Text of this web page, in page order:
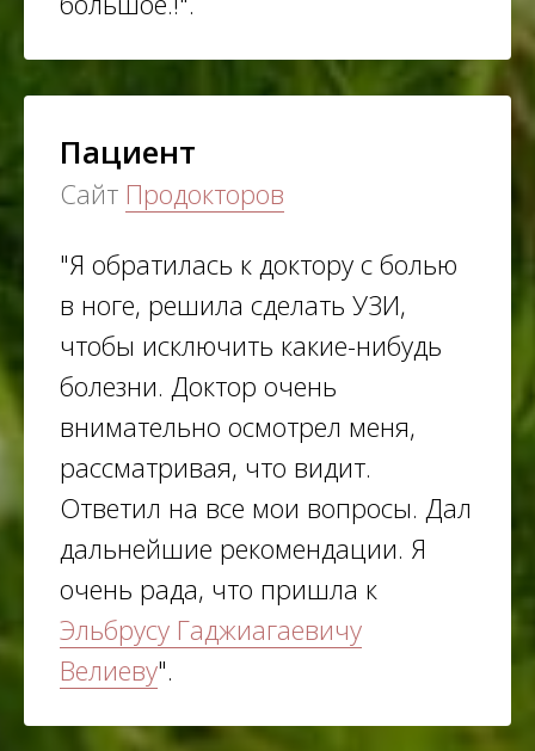
Пациент
Сайт Продокторов
"Я обратилась к доктору с болью
в ноге, решила сделать УЗИ​,
чтобы исключить какие-нибудь
болезни. Доктор очень
внимательно осмотрел меня,
рассматривая, что видит.
Ответил на все мои вопросы. Дал
дальнейшие рекомендации. Я
очень рада, что пришла к
Эльбрусу Гаджиагаевичу
Велиеву".